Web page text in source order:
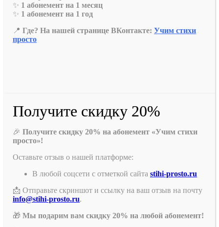
✨ 1 абонемент на 1 месяц
✨ 1 абонемент на 1 год
📍 Где? На нашей странице ВКонтакте: Учим стихи
просто
Получите скидку 20%
🎉 Получите скидку 20% на абонемент «Учим стихи
просто»!
Оставьте отзыв о нашей платформе:
В любой соцсети с отметкой сайта stihi-prosto.ru
📩 Отправьте скриншот и ссылку на ваш отзыв на почту
info@stihi-prosto.ru.
🎁 Мы подарим вам скидку 20% на любой абонемент!